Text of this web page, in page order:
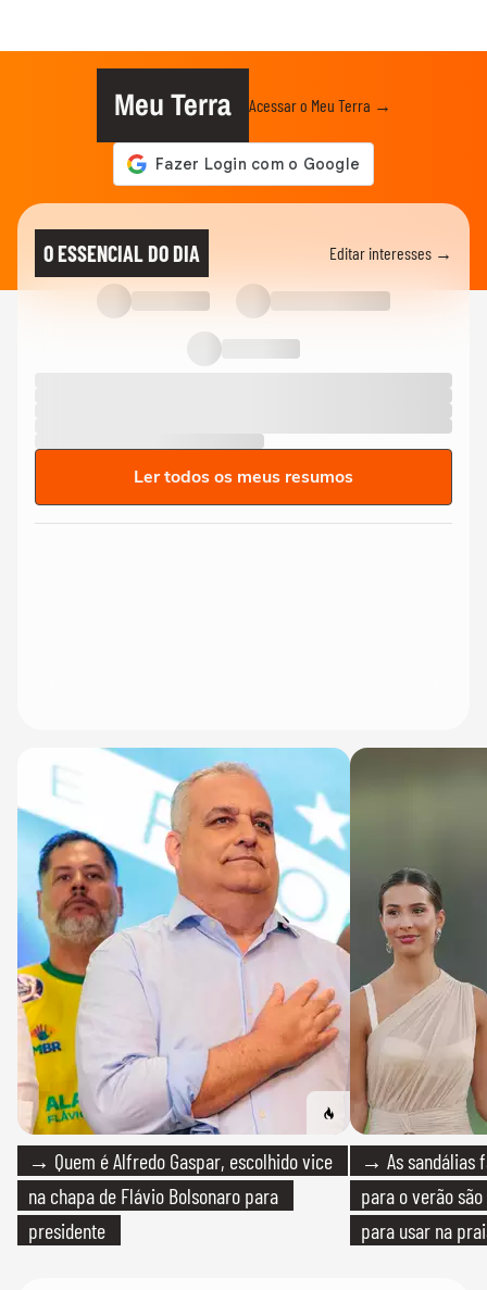
Meu Terra Acessar o Meu Terra →
O ESSENCIAL DO DIA Editar interesses →
Ler todos os meus resumos
→ Quem é Alfredo Gaspar, escolhido vice
na chapa de Flávio Bolsonaro para
presidente
→ As sandálias
para o verão
para usar na